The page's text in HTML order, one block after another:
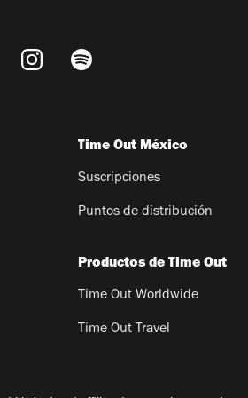
Time Out México
Suscripciones
Puntos de distribución
Productos de Time Out
Time Out Worldwide
Time Out Travel